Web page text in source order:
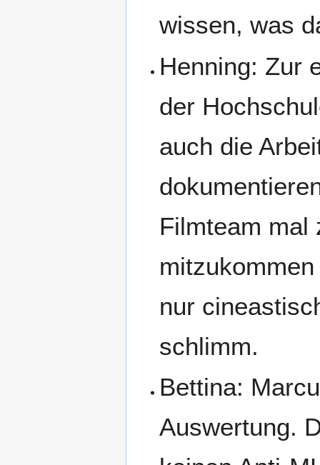
wissen, was
Henning: Zur
der
auch die
Filmteam mal
nur
schlimm.
Bettina:
Auswertung.